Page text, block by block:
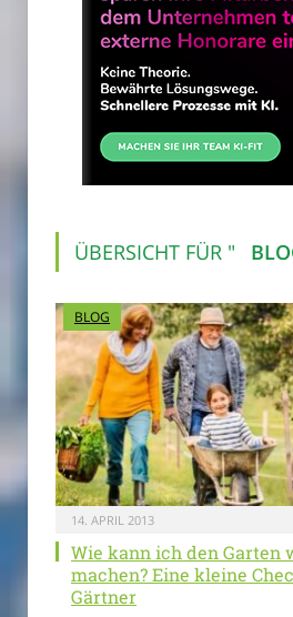
ÜBERSICHT FÜR "
BLOG
14. APRIL 2013
Wie kann ich den Garten
machen? Eine kleine
Gärtner